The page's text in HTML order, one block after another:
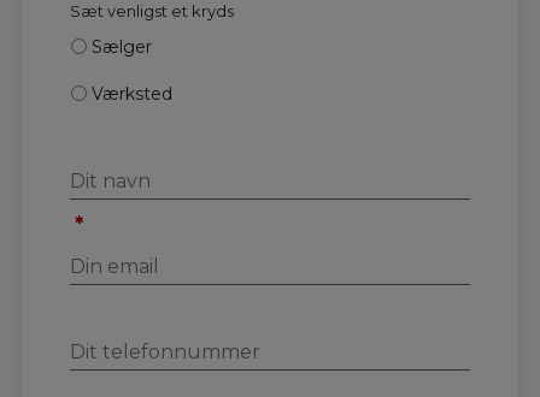
Sæt venligst et kryds
Sælger
Værksted
*